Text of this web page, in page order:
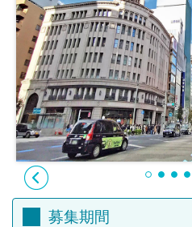
グ
で
不
動
産
投
資
OwnersBook
募集期間